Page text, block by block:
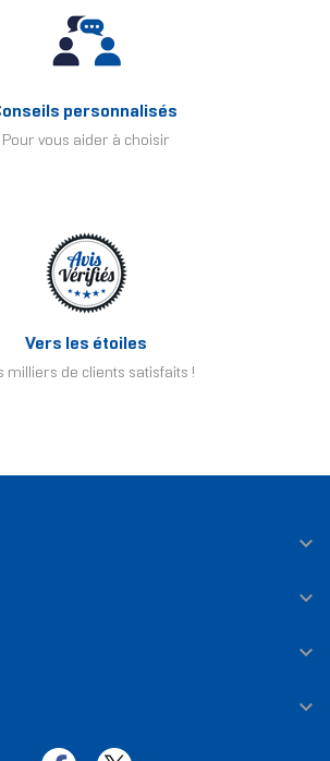
personnalisés
Pour vous aider à choisir
Vers les étoiles
milliers de clients satisfaits !



